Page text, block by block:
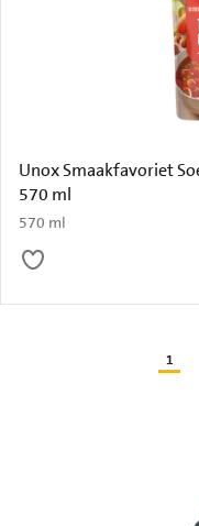
Unox Smaakfavoriet
570 ml
570 ml
1